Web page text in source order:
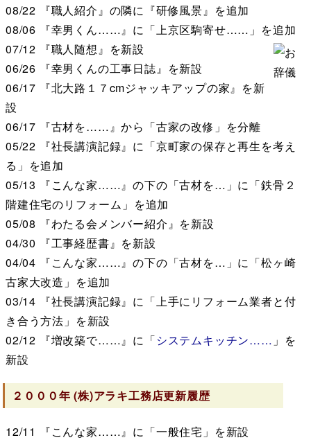
08/22 『職人紹介』の隣に『研修風景』を追加
08/06 『幸男くん……』に「上京区駒寄せ……」を追加
07/12 『職人随想』を新設
06/26 『幸男くんの工事日誌』を新設
06/17 『北大路１７cmジャッキアップの家』を新
設
06/17 『古材を……』から「古家の改修」を分離
05/22 『社長講演記録』に「京町家の保存と再生を考え
る」を追加
05/13 『こんな家……』の下の「古材を…」に「鉄骨２
階建住宅のリフォーム」を追加
05/08 『わたる会メンバー紹介』を新設
04/30 『工事経歴書』を新設
04/04 『こんな家……』の下の「古材を…」に「松ヶ崎
古家大改造」を追加
03/14 『社長講演記録』に「上手にリフォーム業者と付
き合う方法」を新設
02/12 『増改築で……』に「システムキッチン…… 」を
新設
２０００年(株)アラキ工務店更新履歴
12/11
『こんな家……』に「一般住宅」を新設